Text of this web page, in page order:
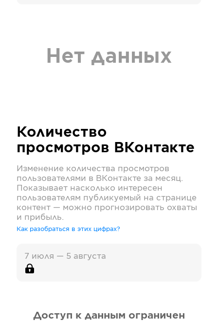
Нет данных
Количество
просмотров ВКонтакте
Изменение количества просмотров
пользователями в ВКонтакте за месяц.
Показывает насколько интересен
пользователям публикуемый на странице
контент — можно прогнозировать охваты
и прибыль.
Как разобраться в этих цифрах?
7 июля — 5 августа
Доступ к данным ограничен